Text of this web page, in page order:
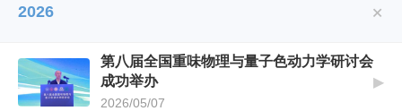
落的测量
▶
罗洪刚：量子拉比模型中的宇称奇异行为
2026/06/10 10:00 @ 理科楼LE523
▶
2026 +
第八届全国重味物理与量子色动力学研讨会
成功举办
2026/05/07
▶